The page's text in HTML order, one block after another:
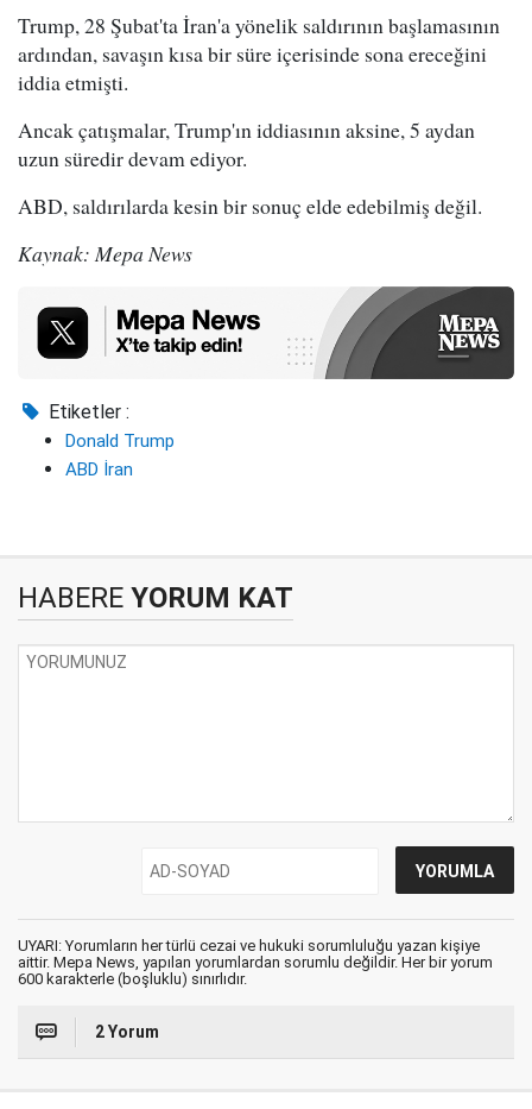
Trump, 28 Şubat'ta İran'a yönelik saldırının başlamasının
ardından, savaşın kısa bir süre içerisinde sona ereceğini
iddia etmişti.
Ancak çatışmalar, Trump'ın iddiasının aksine, 5 aydan
uzun süredir devam ediyor.
ABD, saldırılarda kesin bir sonuç elde edebilmiş değil.
Kaynak: Mepa News
Etiketler :
Donald Trump
ABD İran
HABERE YORUM KAT
UYARI: Yorumların her türlü cezai ve hukuki sorumluluğu yazan kişiye
aittir. Mepa News, yapılan yorumlardan sorumlu değildir. Her bir yorum
600 karakterle (boşluklu) sınırlıdır.
2 Yorum